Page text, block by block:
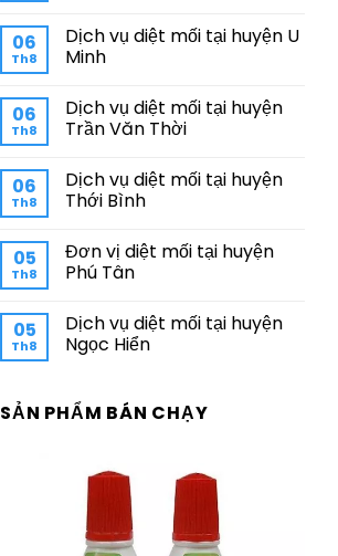
06
Th8
Dịch vụ diệt mối tại huyện U
Minh
06
Th8
Dịch vụ diệt mối tại huyện
Trần Văn Thời
06
Th8
Dịch vụ diệt mối tại huyện
Thới Bình
05
Th8
Đơn vị diệt mối tại huyện
Phú Tân
05
Th8
Dịch vụ diệt mối tại huyện
Ngọc Hiển
SẢN PHẨM BÁN CHẠY